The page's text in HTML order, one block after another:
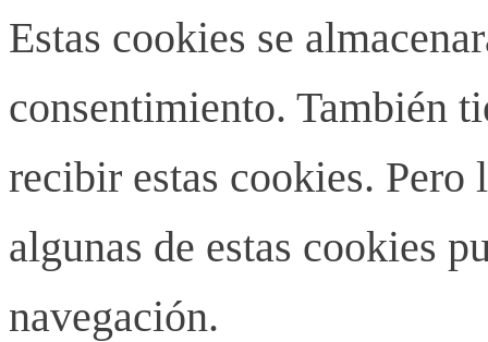
Estas cookies se
consentimiento. También
recibir estas cookies.
algunas de estas cookies
navegación.